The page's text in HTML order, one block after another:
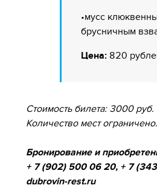
•мусс
брусничным
Цена:820
Стоимость билета: 3000 руб.
Количество мест ограничено.
Бронирование и
+ 7 (902) 500 06 20, + 7
dubrovin-rest.ru